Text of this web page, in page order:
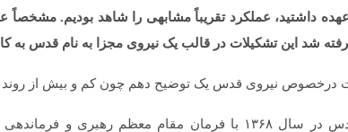
عهده داشتید، عملکرد تقریباً مشابهی را شاهد بودیم.
شد این تشکیلات در قالب یک نیروی مجزا به نام قدس به
درخصوص نیروی قدس یک توضیح دهم چون کم و بیش از روند
نیروی قدس در سال ۱۳۶۸ با فرمان مقام معظم